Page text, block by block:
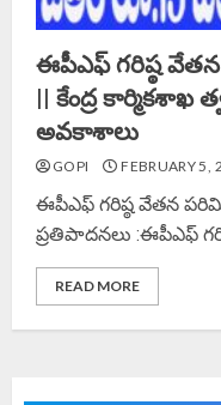
ఈపీఎఫ్‌ గరిష్ఠ
|| కేంద్ర కార్మికశాఖ
అవకాశాలు
GOPI FEBRUARY 5,
ఈపీఎఫ్‌ గరిష్ఠ వేతన
ప్రతిపాదనలు :ఈపీఎఫ్‌
READ MORE